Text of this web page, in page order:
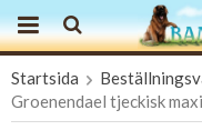
Produkten
Startsida
Groenendael tjeckisk